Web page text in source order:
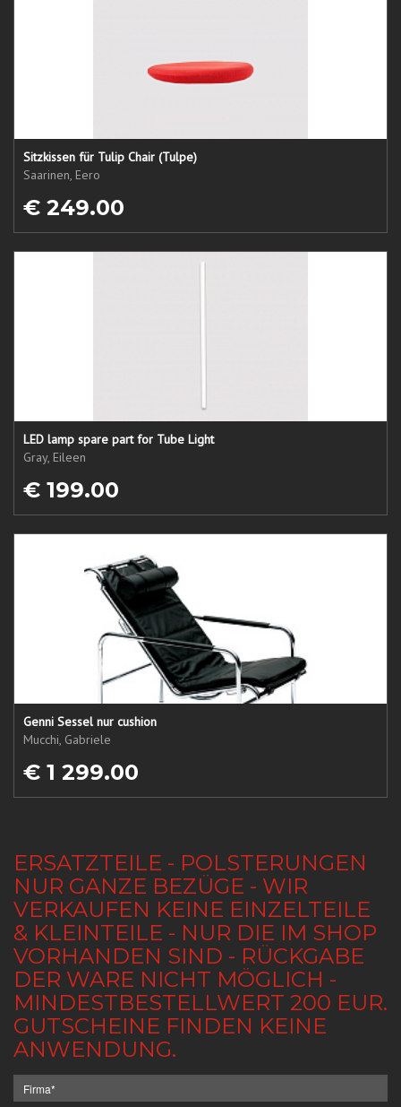
Sitzkissen für Tulip Chair (Tulpe)
Saarinen, Eero
€ 249.00
LED lamp spare part for Tube Light
Gray, Eileen
€ 199.00
Genni Sessel nur cushion
Mucchi, Gabriele
€ 1 299.00
ERSATZTEILE - POLSTERUNGEN
NUR GANZE BEZÜGE - WIR
VERKAUFEN KEINE EINZELTEILE
& KLEINTEILE - NUR DIE IM SHOP
VORHANDEN SIND - RÜCKGABE
DER WARE NICHT MÖGLICH -
MINDESTBESTELLWERT 200 EUR.
GUTSCHEINE FINDEN KEINE
ANWENDUNG.